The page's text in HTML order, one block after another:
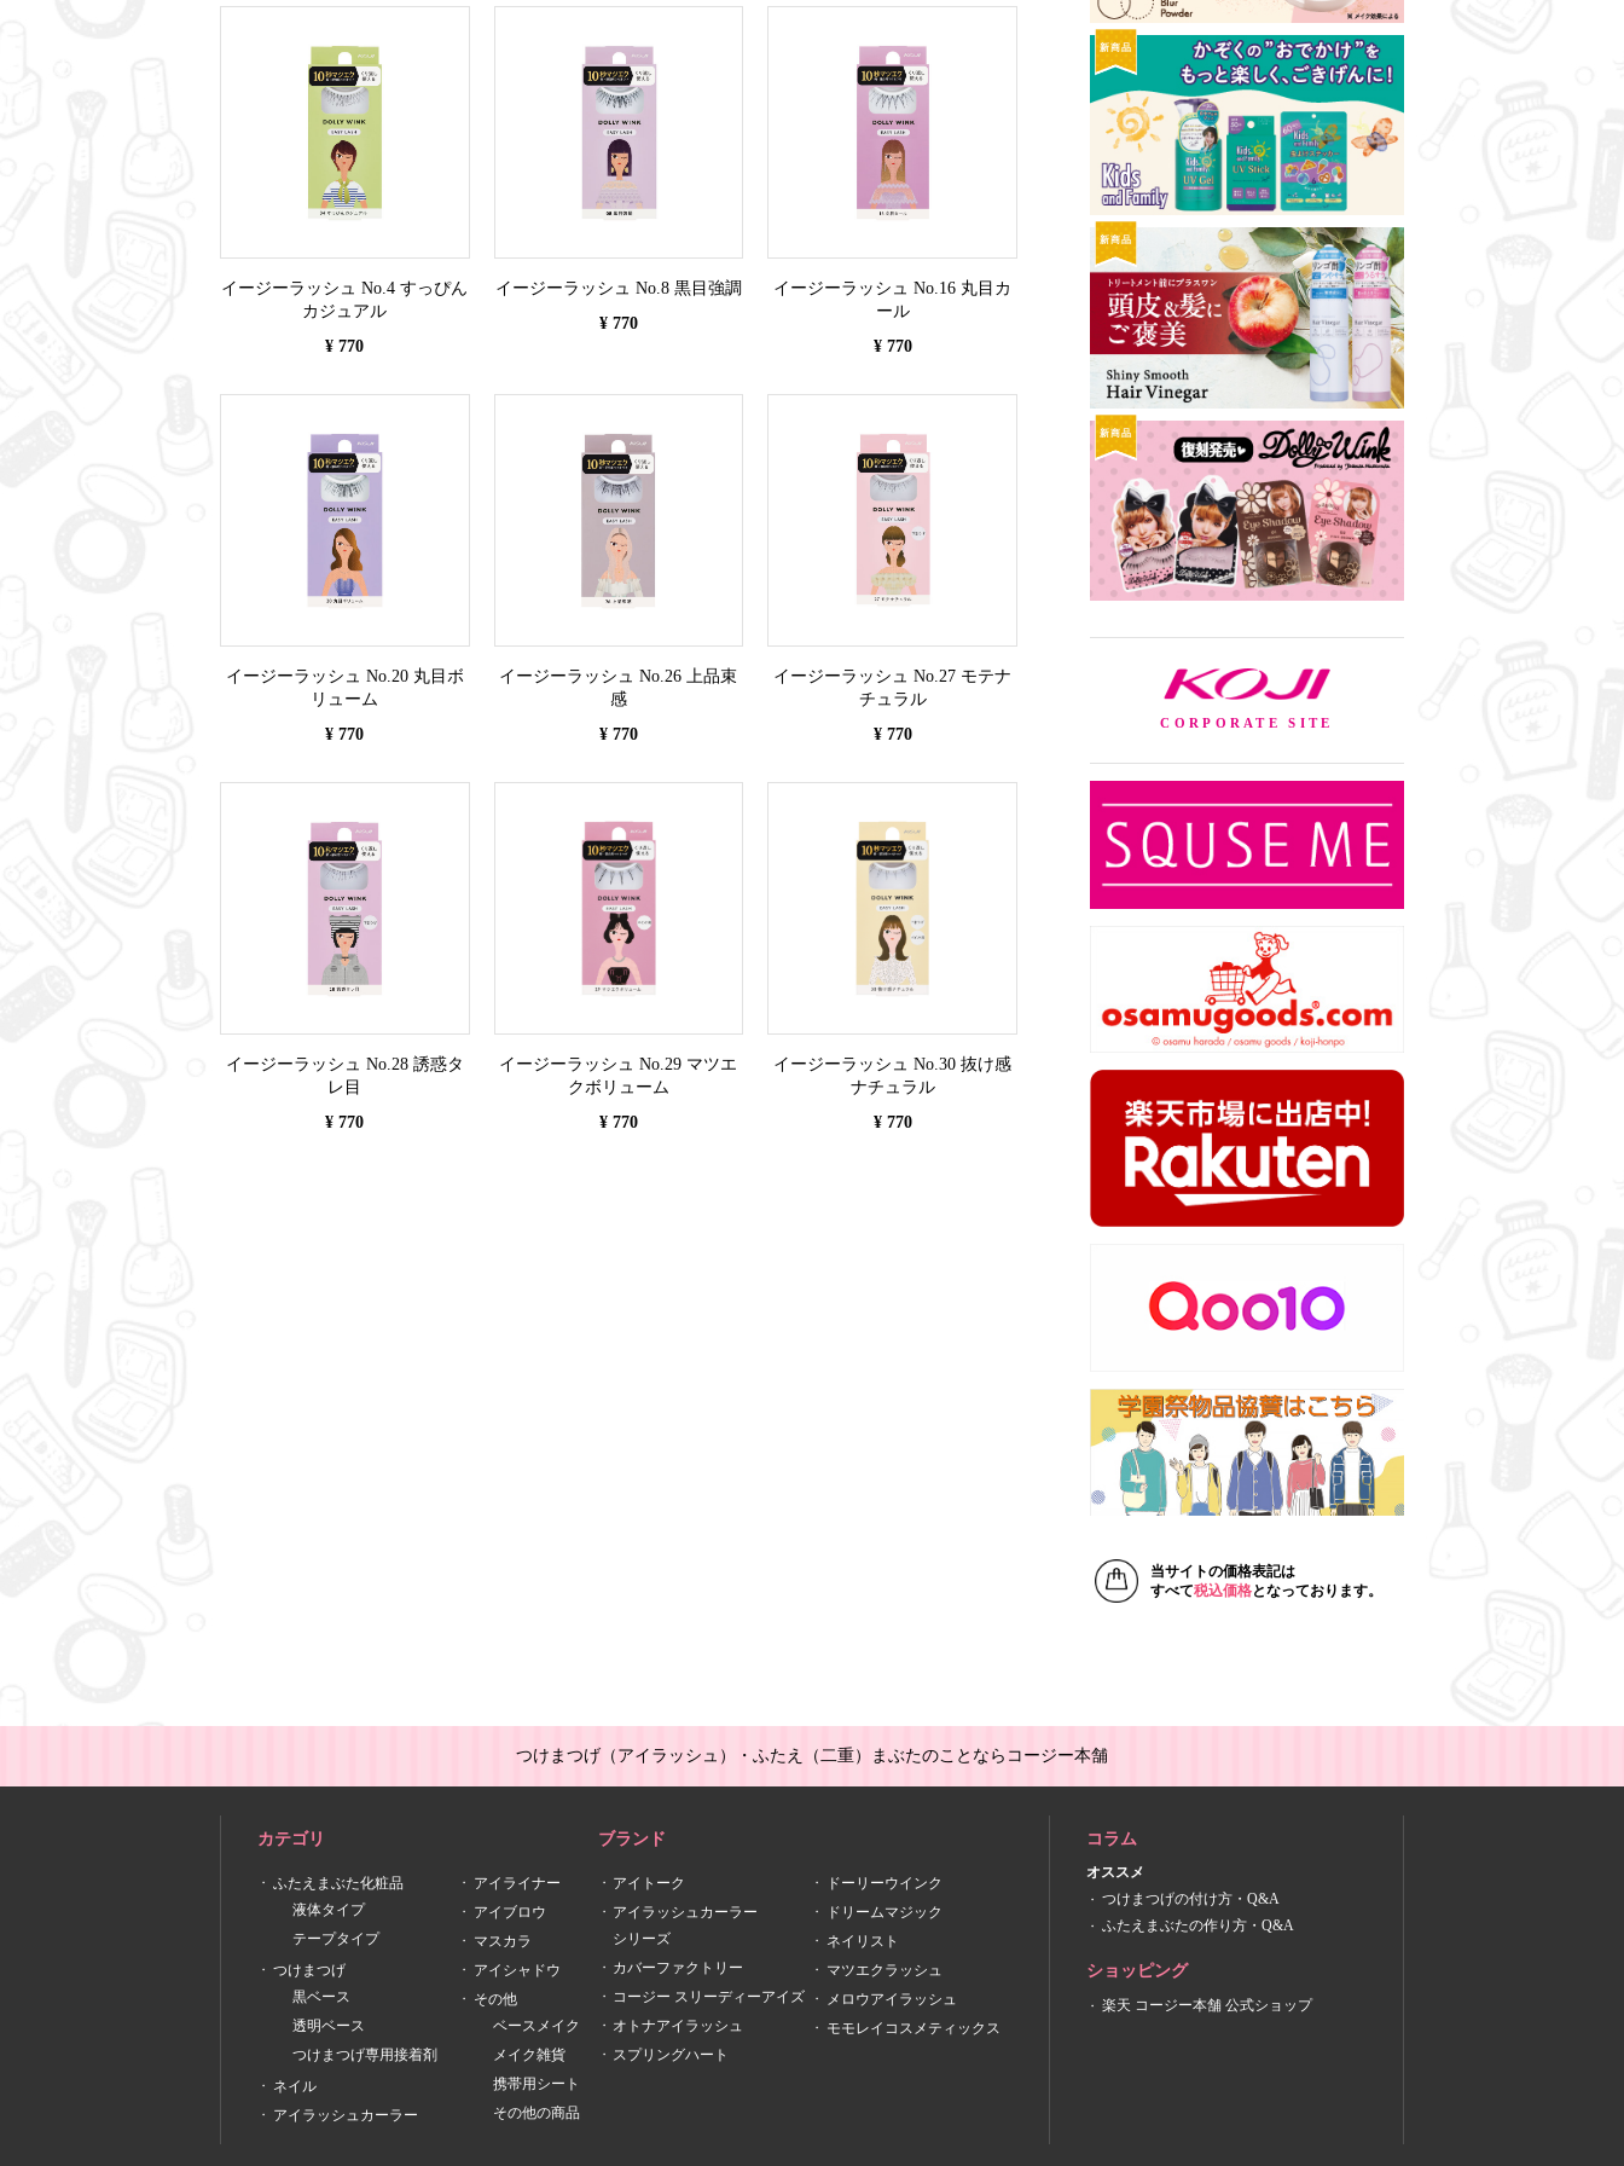
イージーラッシュ No.4 すっぴん
カジュアル
¥ 770
イージーラッシュ No.8 黒目強調
¥ 770
イージーラッシュ No.16 丸目カ
ール
¥ 770
イージーラッシュ No.20 丸目ボ
リューム
¥ 770
イージーラッシュ No.26 上品束
感
¥ 770
イージーラッシュ No.27 モテナ
チュラル
¥ 770
イージーラッシュ No.28 誘惑タ
レ目
¥ 770
イージーラッシュ No.29 マツエ
クボリューム
¥ 770
イージーラッシュ No.30 抜け感
ナチュラル
¥ 770
新商品
新商品
新商品
CORPORATE SITE
当サイトの価格表記は
すべて税込価格となっております。
つけまつげ（アイラッシュ）・ふたえ（二重）まぶたのことならコージー本舗
カテゴリ
ふたえまぶた化粧品
液体タイプ
テープタイプ
つけまつげ
黒ベース
透明ベース
つけまつげ専用接着剤
ネイル
アイラッシュカーラー
アイライナー
アイブロウ
マスカラ
アイシャドウ
その他
ベースメイク
メイク雑貨
携帯用シート
その他の商品
ブランド
アイトーク
アイラッシュカーラー
シリーズ
カバーファクトリー
コージー スリーディーアイズ
オトナアイラッシュ
スプリングハート
ドーリーウインク
ドリームマジック
ネイリスト
マツエクラッシュ
メロウアイラッシュ
モモレイコスメティックス
コラム
オススメ
つけまつげの付け方・Q&A
ふたえまぶたの作り方・Q&A
ショッピング
楽天 コージー本舗 公式ショップ